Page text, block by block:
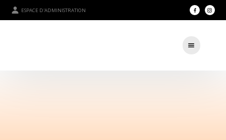
ESPACE D'ADMINISTRATION